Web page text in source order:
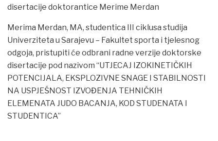
disertacije doktorantice Merime Merdan
Merima Merdan, MA, studentica III ciklusa studija
Univerziteta u Sarajevu – Fakultet sporta i tjelesnog
odgoja, pristupiti će odbrani radne verzije doktorske
disertacije pod nazivom “UTJECAJ IZOKINETIČKIH
POTENCIJALA, EKSPLOZIVNE SNAGE I STABILNOSTI
NA USPJEŠNOST IZVOĐENJA TEHNIČKIH
ELEMENATA JUDO BACANJA, KOD STUDENATA I
STUDENTICA”